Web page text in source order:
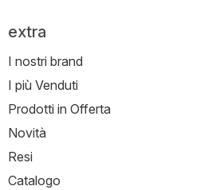
extra
I nostri brand
I più Venduti
Prodotti in Offerta
Novità
Resi
Catalogo